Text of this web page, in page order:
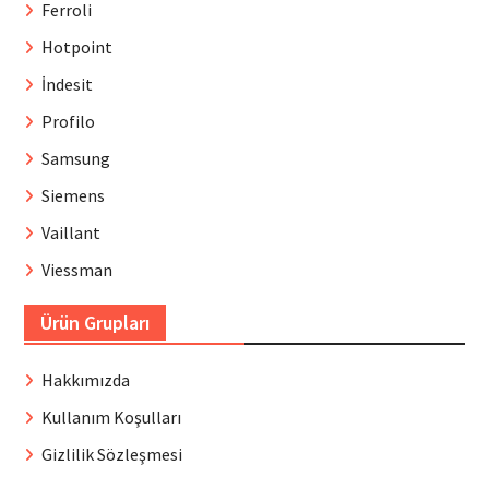
Ferroli
Hotpoint
İndesit
Profilo
Samsung
Siemens
Vaillant
Viessman
Ürün Grupları
Hakkımızda
Kullanım Koşulları
Gizlilik Sözleşmesi